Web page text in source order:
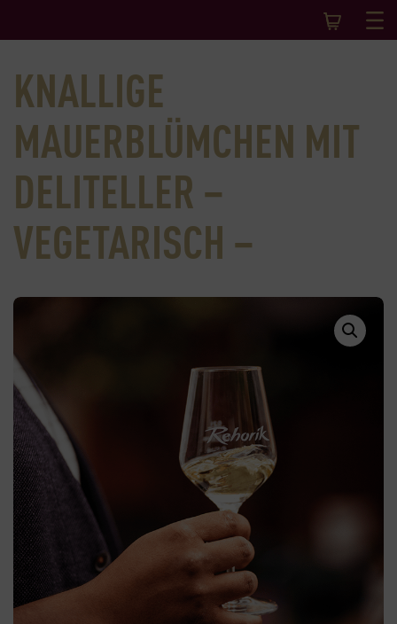
KNALLIGE
MAUERBLÜMCHEN MIT
DELITELLER –
VEGETARISCH –